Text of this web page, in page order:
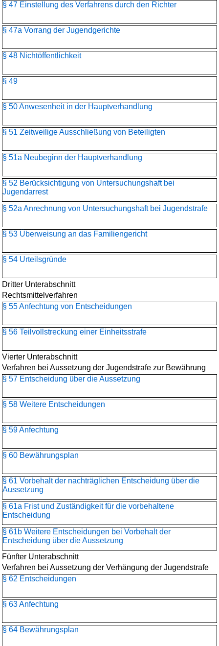
§ 47 Einstellung des Verfahrens durch den Richter
§ 47a Vorrang der Jugendgerichte
§ 48 Nichtöffentlichkeit
§ 49
§ 50 Anwesenheit in der Hauptverhandlung
§ 51 Zeitweilige Ausschließung von Beteiligten
§ 51a Neubeginn der Hauptverhandlung
§ 52 Berücksichtigung von Untersuchungshaft bei
Jugendarrest
§ 52a Anrechnung von Untersuchungshaft bei Jugendstrafe
§ 53 Überweisung an das Familiengericht
§ 54 Urteilsgründe
Dritter Unterabschnitt
Rechtsmittelverfahren
§ 55 Anfechtung von Entscheidungen
§ 56 Teilvollstreckung einer Einheitsstrafe
Vierter Unterabschnitt
Verfahren bei Aussetzung der Jugendstrafe zur Bewährung
§ 57 Entscheidung über die Aussetzung
§ 58 Weitere Entscheidungen
§ 59 Anfechtung
§ 60 Bewährungsplan
§ 61 Vorbehalt der nachträglichen Entscheidung über die
Aussetzung
§ 61a Frist und Zuständigkeit für die vorbehaltene
Entscheidung
§ 61b Weitere Entscheidungen bei Vorbehalt der
Entscheidung über die Aussetzung
Fünfter Unterabschnitt
Verfahren bei Aussetzung der Verhängung der Jugendstrafe
§ 62 Entscheidungen
§ 63 Anfechtung
§ 64 Bewährungsplan